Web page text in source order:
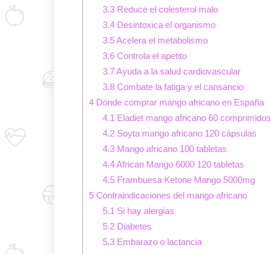
3.3Reduce el colesterol malo
3.4Desintoxica el organismo
3.5Acelera el metabolismo
3.6Controla el apetito
3.7Ayuda a la salud cardiovascular
3.8Combate la fatiga y el cansancio
4 Dónde comprar mango africano en España
4.1 Eladiet mango africano 60 comprimidos
4.2Soyta mango africano 120 cápsulas
4.3Mango africano 100 tabletas
4.4African Mango 6000 120 tabletas
4.5Frambuesa Ketone Mango 5000mg
5 Contraindicaciones del mango africano
5.1 Si hay alergias
5.2Diabetes
5.3Embarazo o lactancia